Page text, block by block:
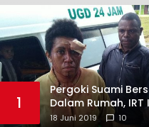
1
Pergoki Suami
Dalam Rumah, IRT
ke RS
18 Juni 2019 10